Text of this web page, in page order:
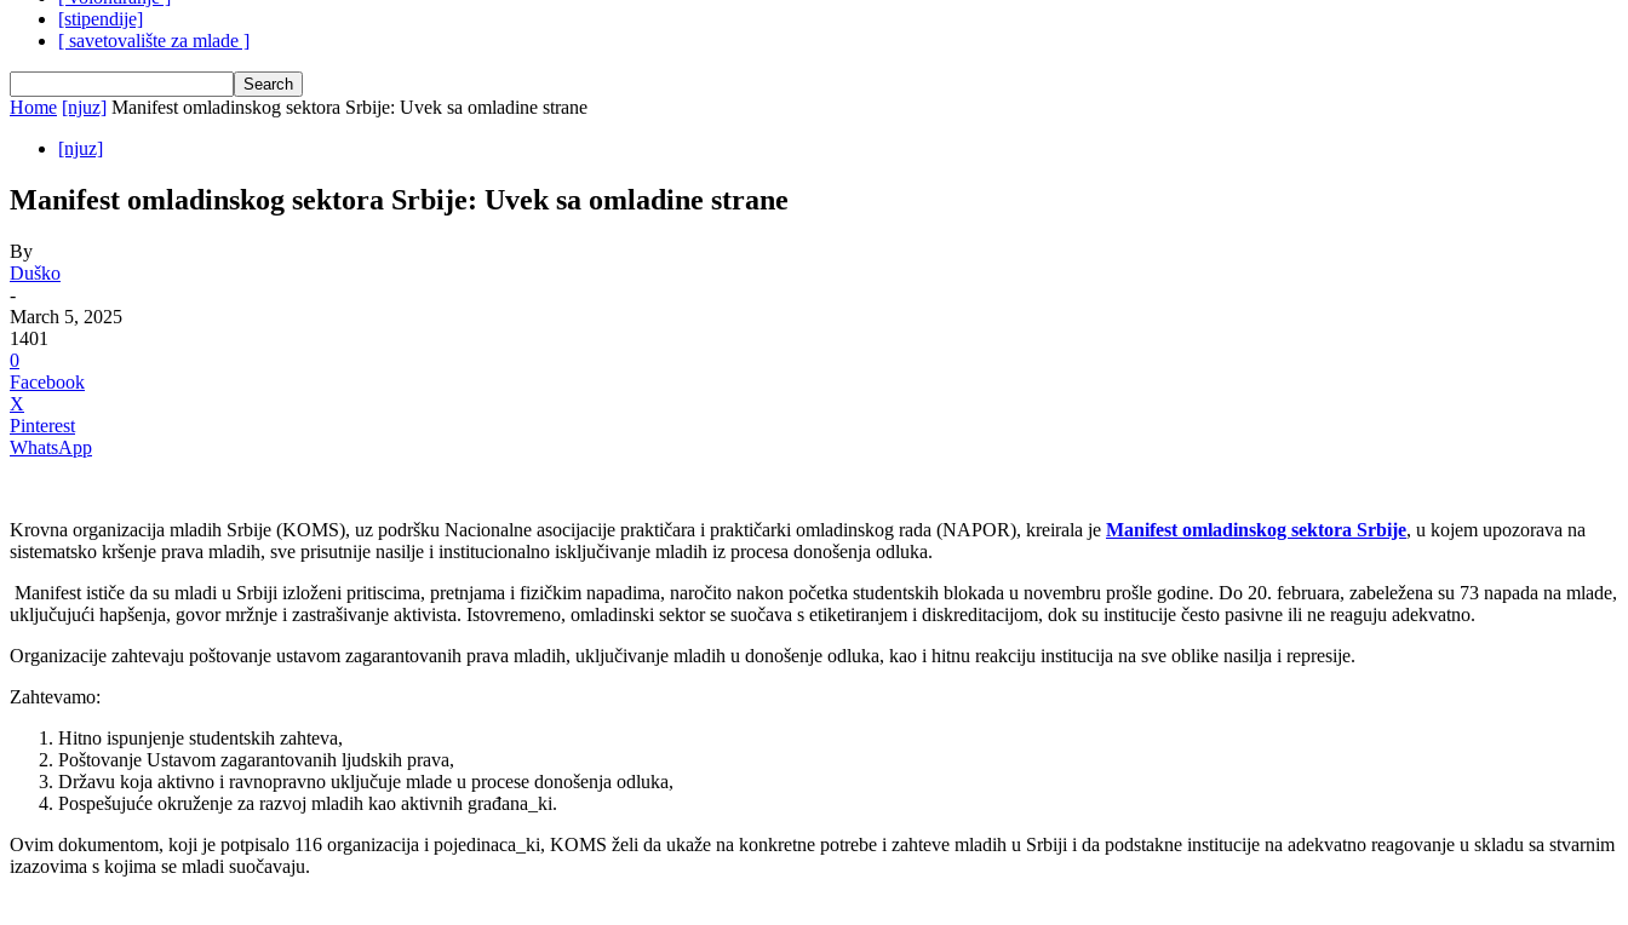
[stipendije]
[ savetovalište za mlade ]
Home [njuz] Manifest omladinskog sektora Srbije: Uvek sa omladine strane
[njuz]
Manifest omladinskog sektora Srbije: Uvek sa omladine strane
By
Duško
-
March 5, 2025
1401
0
Facebook
X
Pinterest
WhatsApp
Krovna organizacija mladih Srbije (KOMS), uz podršku Nacionalne asocijacije praktičara i praktičarki omladinskog rada (NAPOR), kreirala je Manifest omladinskog sektora Srbije, u kojem upozorava na
sistematsko kršenje prava mladih, sve prisutnije nasilje i institucionalno isključivanje mladih iz procesa donošenja odluka.
Manifest ističe da su mladi u Srbiji izloženi pritiscima, pretnjama i fizičkim napadima, naročito nakon početka studentskih blokada u novembru prošle godine. Do 20. februara, zabeležena su 73 napada na mlade,
uključujući hapšenja, govor mržnje i zastrašivanje aktivista. Istovremeno, omladinski sektor se suočava s etiketiranjem i diskreditacijom, dok su institucije često pasivne ili ne reaguju adekvatno.
Organizacije zahtevaju poštovanje ustavom zagarantovanih prava mladih, uključivanje mladih u donošenje odluka, kao i hitnu reakciju institucija na sve oblike nasilja i represije.
Zahtevamo:
Hitno ispunjenje studentskih zahteva,
Poštovanje Ustavom zagarantovanih ljudskih prava,
Državu koja aktivno i ravnopravno uključuje mlade u procese donošenja odluka,
Pospešujuće okruženje za razvoj mladih kao aktivnih građana_ki.
Ovim dokumentom, koji je potpisalo 116 organizacija i pojedinaca_ki, KOMS želi da ukaže na konkretne potrebe i zahteve mladih u Srbiji i da podstakne institucije na adekvatno reagovanje u skladu sa stvarnim
izazovima s kojima se mladi suočavaju.